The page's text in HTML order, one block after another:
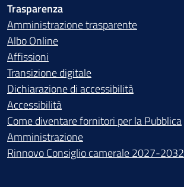
Trasparenza
Amministrazione trasparente
Albo Online
Affissioni
Transizione digitale
Dichiarazione di accessibilità
Accessibilità
Come diventare fornitori per la Pubblica
Amministrazione
Rinnovo Consiglio camerale 2027-2032